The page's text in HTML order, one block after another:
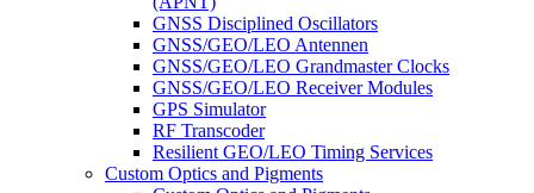
GNSS Disciplined Oscillators
GNSS/GEO/LEO Antennen
GNSS/GEO/LEO Grandmaster Clocks
GNSS/GEO/LEO Receiver Modules
GPS Simulator
RF Transcoder
Resilient GEO/LEO Timing Services
Custom Optics and Pigments